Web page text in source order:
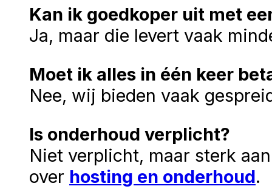
Kan ik goedkoper uit met
Ja, maar die levert vaak
Moet ik alles in één keer
Nee, wij bieden vaak
Is onderhoud verplicht?
Niet verplicht, maar sterk
over hosting en onderhoud.